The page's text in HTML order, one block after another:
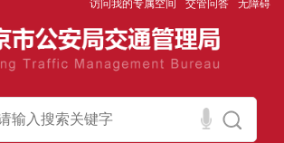
访问我的专属空间 交管问答 无障碍